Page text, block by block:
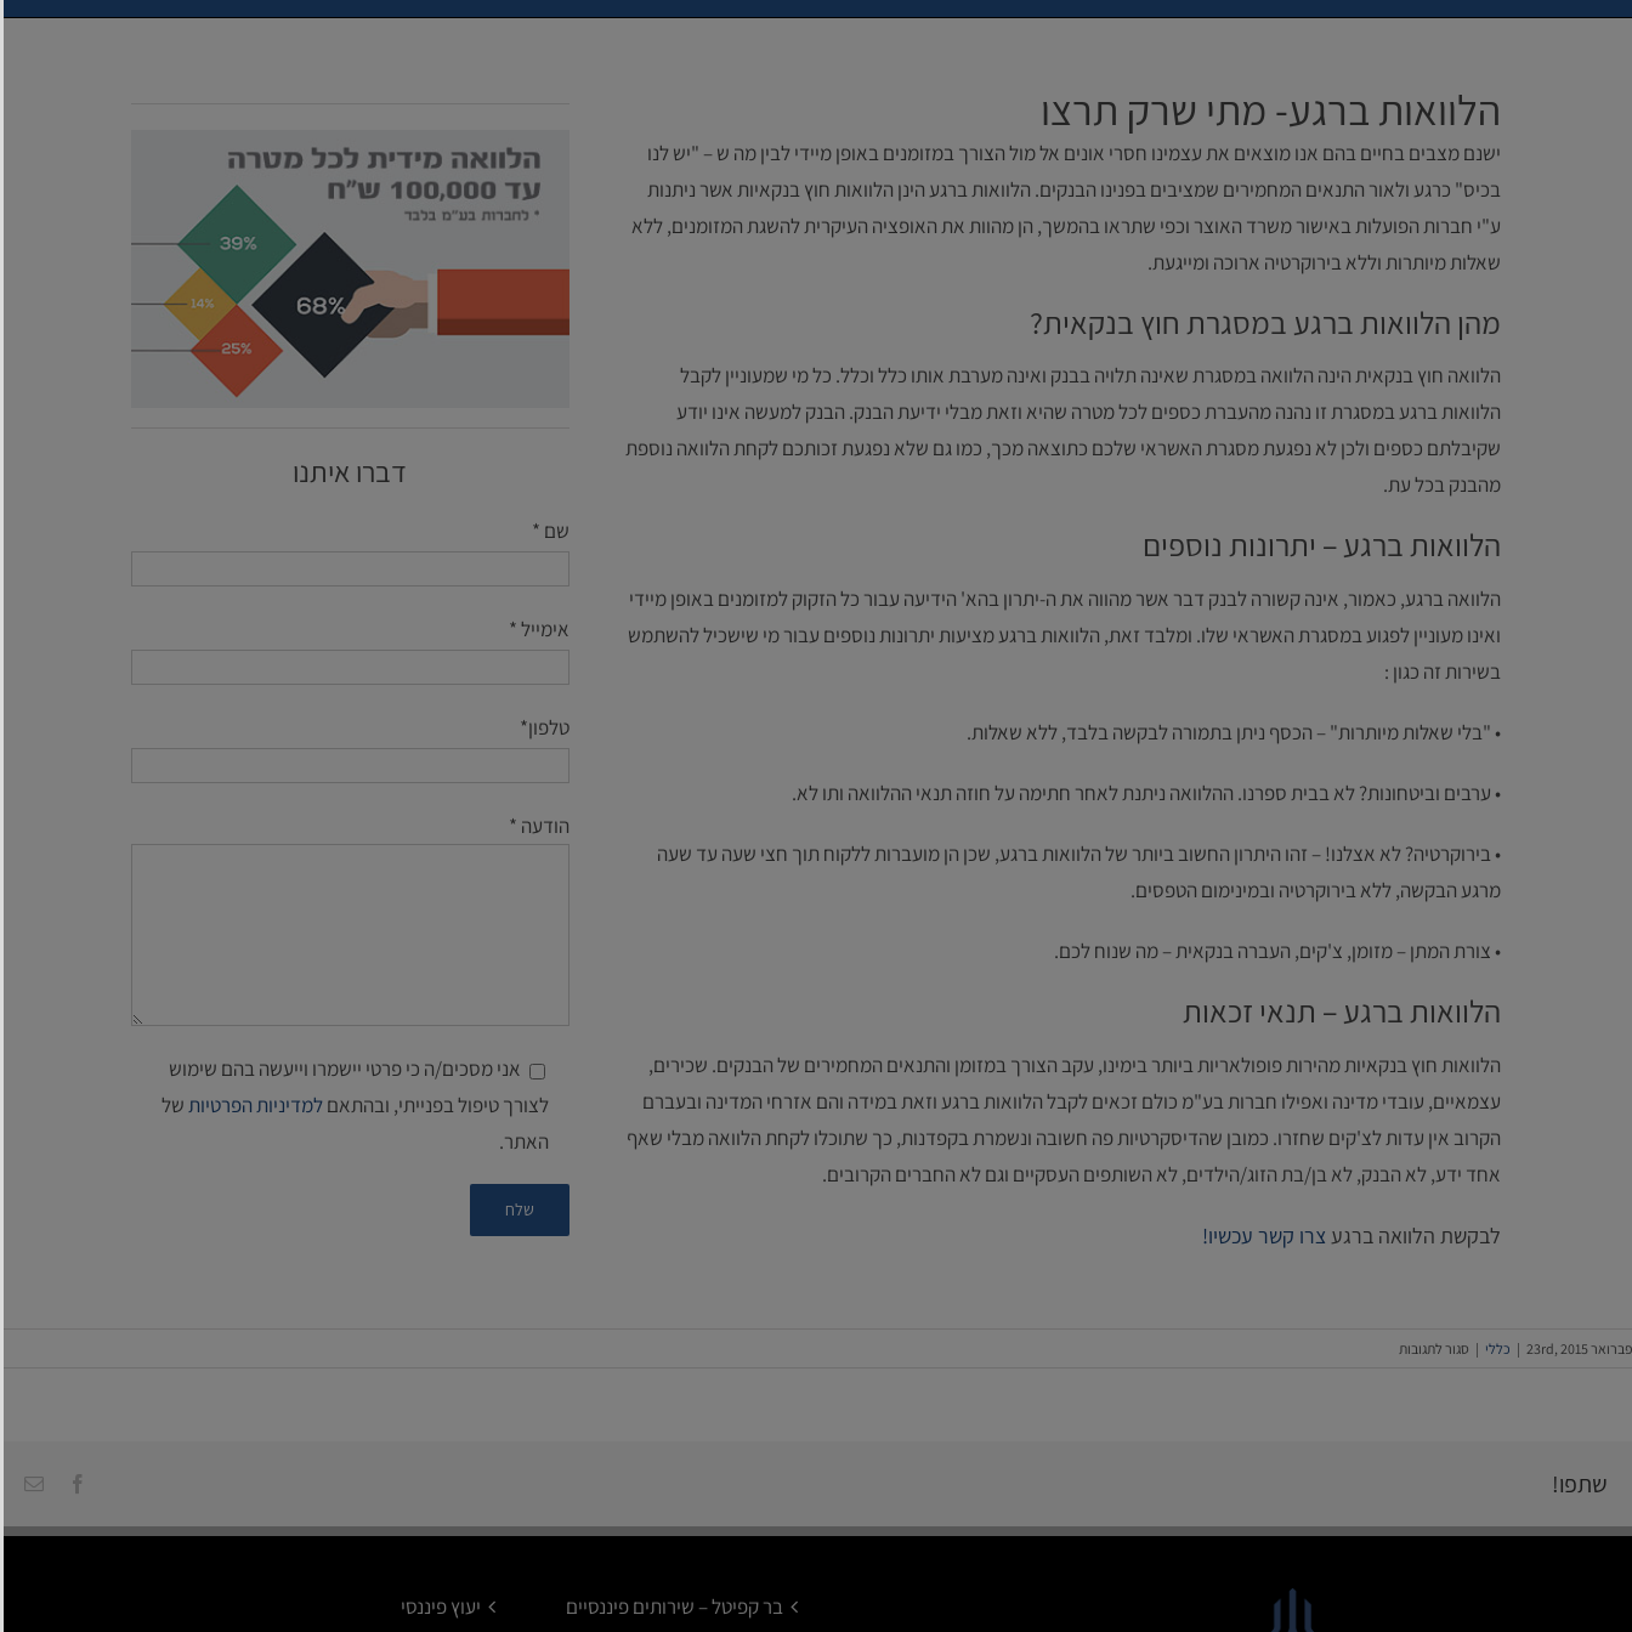
הלוואות ברגע- מתי שרק תרצו
ישנם מצבים בחיים בהם אנו מוצאים את עצמינו חסרי אונים אל מול הצורך במזומנים באופן מיידי לבין מה ש – "יש לנו
בכיס" כרגע ולאור התנאים המחמירים שמציבים בפנינו הבנקים. הלוואות ברגע הינן הלוואות חוץ בנקאיות אשר ניתנות
ע"י חברות הפועלות באישור משרד האוצר וכפי שתראו בהמשך, הן מהוות את האופציה העיקרית להשגת המזומנים, ללא
שאלות מיותרות וללא בירוקרטיה ארוכה ומייגעת.
מהן הלוואות ברגע במסגרת חוץ בנקאית?
הלוואה חוץ בנקאית הינה הלוואה במסגרת שאינה תלויה בבנק ואינה מערבת אותו כלל וכלל. כל מי שמעוניין לקבל
הלוואות ברגע במסגרת זו נהנה מהעברת כספים לכל מטרה שהיא וזאת מבלי ידיעת הבנק. הבנק למעשה אינו יודע
שקיבלתם כספים ולכן לא נפגעת מסגרת האשראי שלכם כתוצאה מכך, כמו גם שלא נפגעת זכותכם לקחת הלוואה נוספת
מהבנק בכל עת.
הלוואות ברגע – יתרונות נוספים
הלוואה ברגע, כאמור, אינה קשורה לבנק דבר אשר מהווה את ה-יתרון בהא' הידיעה עבור כל הזקוק למזומנים באופן מיידי
ואינו מעוניין לפגוע במסגרת האשראי שלו. ומלבד זאת, הלוואות ברגע מציעות יתרונות נוספים עבור מי שישכיל להשתמש
בשירות זה כגון :
• "בלי שאלות מיותרות" – הכסף ניתן בתמורה לבקשה בלבד, ללא שאלות.
• ערבים וביטחונות? לא בבית ספרנו. ההלוואה ניתנת לאחר חתימה על חוזה תנאי ההלוואה ותו לא.
• בירוקרטיה? לא אצלנו! – זהו היתרון החשוב ביותר של הלוואות ברגע, שכן הן מועברות ללקוח תוך חצי שעה עד שעה
מרגע הבקשה, ללא בירוקרטיה ובמינימום הטפסים.
• צורת המתן – מזומן, צ'קים, העברה בנקאית – מה שנוח לכם.
הלוואות ברגע – תנאי זכאות
הלוואות חוץ בנקאיות מהירות פופולאריות ביותר בימינו, עקב הצורך במזומן והתנאים המחמירים של הבנקים. שכירים,
עצמאיים, עובדי מדינה ואפילו חברות בע"מ כולם זכאים לקבל הלוואות ברגע וזאת במידה והם אזרחי המדינה ובעברם
הקרוב אין עדות לצ'קים שחזרו. כמובן שהדיסקרטיות פה חשובה ונשמרת בקפדנות, כך שתוכלו לקחת הלוואה מבלי שאף
אחד ידע, לא הבנק, לא בן/בת הזוג/הילדים, לא השותפים העסקיים וגם לא החברים הקרובים.
לבקשת הלוואה ברגע צרו קשר עכשיו!
דברו איתנו
שם *
אימייל *
טלפון*
הודעה *
אני מסכים/ה כי פרטי יישמרו וייעשה בהם שימוש
לצורך טיפול בפנייתי, ובהתאםלמדיניות הפרטיותשל
האתר.
פברואר 23rd, 2015 | כללי | סגור לתגובות
שתפו!
בר קפיטל – שירותים פיננסיים יעוץ פיננסי